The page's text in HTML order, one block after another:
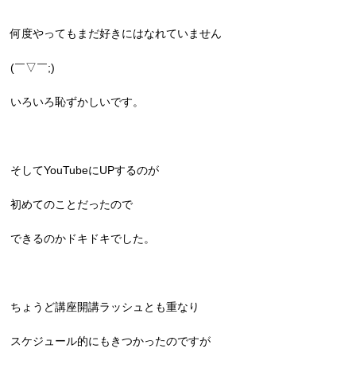
何度やってもまだ好きにはなれていません
(￣▽￣;)
いろいろ恥ずかしいです。
そしてYouTubeにUPするのが
初めてのことだったので
できるのかドキドキでした。
ちょうど講座開講ラッシュとも重なり
スケジュール的にもきつかったのですが